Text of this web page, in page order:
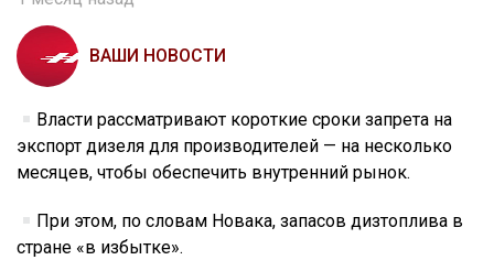
ВАШИ НОВОСТИ
Власти рассматривают короткие сроки запрета на
экспорт дизеля для производителей — на несколько
месяцев, чтобы обеспечить внутренний рынок.
При этом, по словам Новака, запасов дизтоплива в
стране «в избытке».